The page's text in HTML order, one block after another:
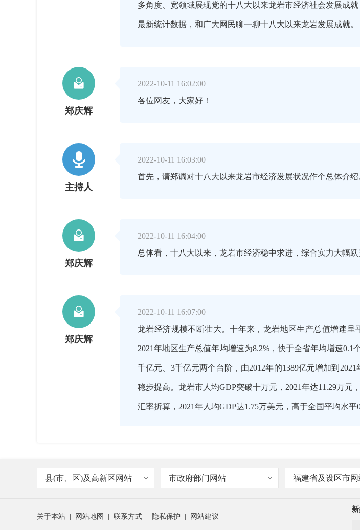
多角度、宽领域展现党的十八大以来龙岩市经济社会发展成
最新统计数据，和广大网民聊一聊十八大以来龙岩发展成就。

郑庆辉
2022-10-11 16:02:00
各位网友，大家好！

主持人
2022-10-11 16:03:00
首先，请郑调对十八大以来龙岩市经济发展状况作个总体介绍

郑庆辉
2022-10-11 16:04:00
总体看，十八大以来，龙岩市经济稳中求进，综合实力大幅跃

郑庆辉
2022-10-11 16:07:00
龙岩经济规模不断壮大。十年来，龙岩地区生产总值增速呈
2021年地区生产总值年均增速为8.2%，快于全省年均增速
千亿元、3千亿元两个台阶，由2012年的1389亿元增加到
稳步提高。龙岩市人均GDP突破十万元，2021年达11.29万元
汇率折算，2021年人均GDP达1.75万美元，高于全国平均水平

龙岩市的综合经济竞争力跻身全国百强，这真是一个振奋人
县(市、区)及高新区网站 市政府部门网站 福建省及设区市网
关于本站 网站地图 联系方式 隐私保护 网站建议